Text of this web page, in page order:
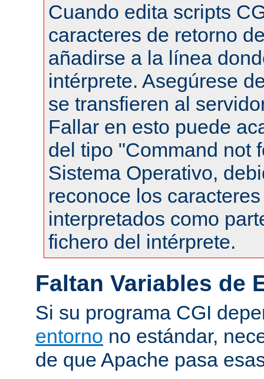
Cuando edita scripts
caracteres de retorno
añadirse a la línea
intérprete. Asegúrese
se transfieren al
Fallar en esto puede
del tipo "Command not
Sistema Operativo,
reconoce los
interpretados como
fichero del intérprete.
Faltan Variables de
Si su programa CGI
entorno no estándar,
de que Apache pasa